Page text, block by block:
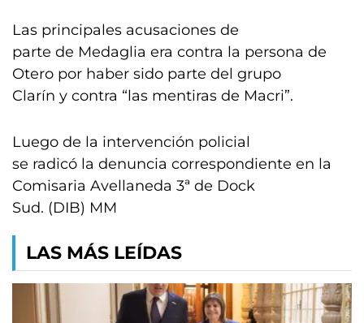
Las principales acusaciones de
parte de Medaglia era contra la persona de
Otero por haber sido parte del grupo
Clarín y contra “las mentiras de Macri”.
Luego de la intervención policial
se radicó la denuncia correspondiente en la
Comisaria Avellaneda 3ª de Dock
Sud. (DIB) MM
LAS MÁS LEÍDAS